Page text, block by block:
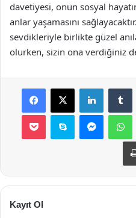
davetiyesi, onun sosyal
anlar yaşamasını
sevdikleriyle birlikte güzel
olurken, sizin ona verdiğiniz
Facebook
X LinkedIn
Pocket Skype
Kayıt Ol